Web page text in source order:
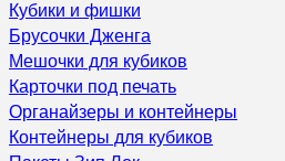
Кубики и фишки
Брусочки Дженга
Мешочки для кубиков
Карточки под печать
Органайзеры и контейнеры
Контейнеры для кубиков